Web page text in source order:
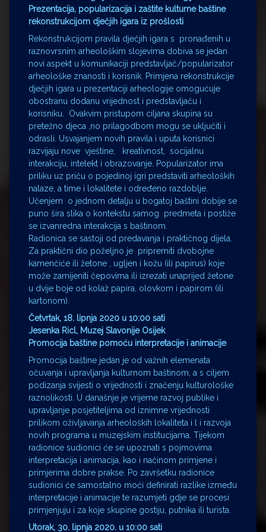
Prezentacija, popularizacija i zaštite kulturne baštine
rekonstrukcijom dječjih igara iz prošlosti
Rekonstrukcijom pravila dječjih igara s pronađenih u
raznovrsnim arheološkim slojevima dobiva se jedan
novi aspekt u komunikaciji predstavljač/popularizator
arheološke znanosti i korisnik. Primjena rekonstrukcije
dječjih igara u prezentaciji arheologije omogućuje
obostranu dodanu vrijednost i predstavljaču i
korisniku. Ovakvim pristupom ciljana skupina su
pretežno djeca ,no prilagodbom mogu se uključiti i
odrasli. Usvajanjem novih pravila i uputa korisnici
razvijaju nove vještine, kreativnost, socijalnu
interakciju, intelekt i obrazovanje. Popularizator ima
priliku uz priču o pojedinoj igri predstaviti arheoloških
nalaze, a time i lokalitete i određeno razdoblje.
Učenjem o jednom detalju u bogatoj baštini dobije se
puno šira slika o kontekstu samog predmeta i postiže
se izvanredna interakcija s baštinom.
Radionica se sastoji od predavanja i praktičnog dijela.
Za praktični dio poželjno je pripremiti dvobojne
kamenčiće ili žetone , ugljen i kožu (ili papirus) koje
može zamijeniti čepovima ili izrezati unaprijed žetone
u dvije boje od kolaž papira, olovkom i papirom (ili
kartonom).
Četvrtak, 18. lipnja 2020 u 10:00 sati
Jesenka Ricl, Muzej Slavonije Osijek
Promocija baštine pomoću interpretacije i animacije
Promocija baštine jedan je od važnih elemenata
očuvanja i upravljanja kulturnom baštinom, a s ciljem
podizanja svijesti o vrijednosti i značenju kulturološke
raznolikosti. U današnje je vrijeme razvoj publike i
upravljanje posjetiteljima od iznimne vrijednosti
prilikom oživljavanja arheoloških lokaliteta i l i razvoja
novih programa u muzejskim institucijama. Tijekom
radionice sudionici će se upoznati s pojmovima
interpretacija i animacija, kao i načinom primjene i
primjerima dobre prakse. Po završetku radionice
sudionici će samostalno moći definirati razlike između
interpretacije i animacije te razumjeti gdje se procesi
primjenjuju i za koje skupine gostiju, putnika ili turista.
Utorak, 30. lipnja 2020. u 10:00 sati